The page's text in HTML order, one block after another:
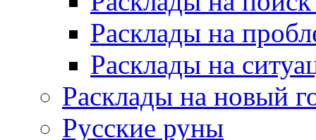
Расклады на
Расклады на
Расклады на новый
Русские руны